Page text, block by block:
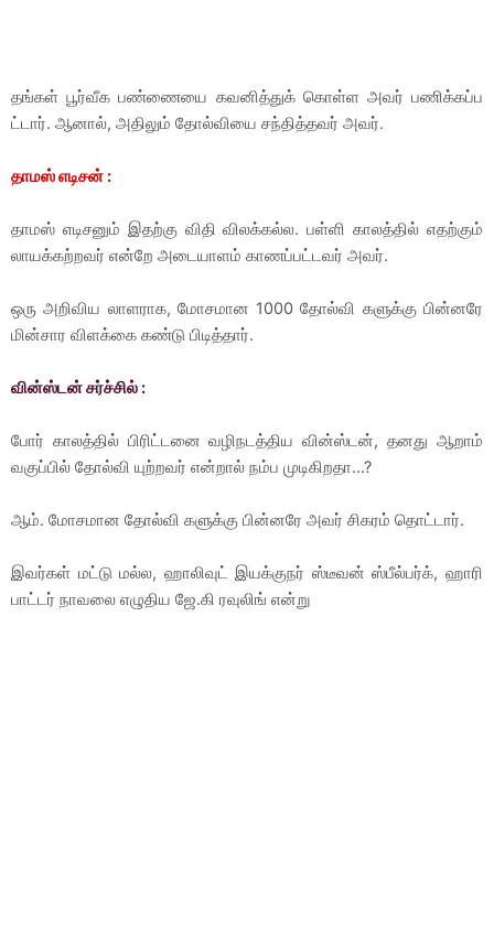
தங்கள் பூர்வீக பண்ணையை கவனித்துக் கொள்ள அவர் பணிக்கப்ப
ட்டார். ஆனால், அதிலும் தோல்வியை சந்தித்தவர் அவர்.
தாமஸ் எடிசன் :
தாமஸ் எடிசனும் இதற்கு விதி விலக்கல்ல. பள்ளி காலத்தில் எதற்கும்
லாயக்கற்றவர் என்றே அடையாளம் காணப்பட்டவர் அவர்.
ஒரு அறிவிய லாளராக, மோசமான 1000 தோல்வி களுக்கு பின்னரே
மின்சார விளக்கை கண்டு பிடித்தார்.
வின்ஸ்டன் சர்ச்சில் :
போர் காலத்தில் பிரிட்டனை வழிநடத்திய வின்ஸ்டன், தனது ஆறாம்
வகுப்பில் தோல்வி யுற்றவர் என்றால் நம்ப முடிகிறதா...?
ஆம். மோசமான தோல்வி களுக்கு பின்னரே அவர் சிகரம் தொட்டார்.
இவர்கள் மட்டு மல்ல, ஹாலிவுட் இயக்குநர் ஸ்டீவன் ஸ்பீல்பர்க், ஹாரி
பாட்டர் நாவலை எழுதிய ஜே.கி ரவுலிங் என்று